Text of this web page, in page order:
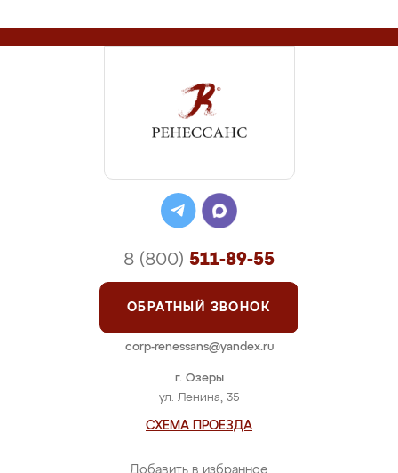
г. Озеры
ул. Ленина, 35
СХЕМА ПРОЕЗДА
Добавить в избранное
8 (800) 511-89-55
ОБРАТНЫЙ ЗВОНОК
corp-renessans@yandex.ru